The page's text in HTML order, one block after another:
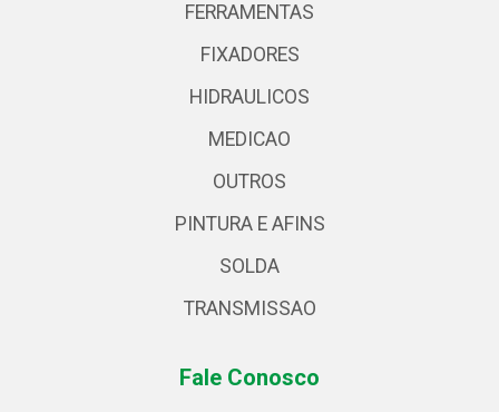
FERRAMENTAS
FIXADORES
HIDRAULICOS
MEDICAO
OUTROS
PINTURA E AFINS
SOLDA
TRANSMISSAO
Fale Conosco